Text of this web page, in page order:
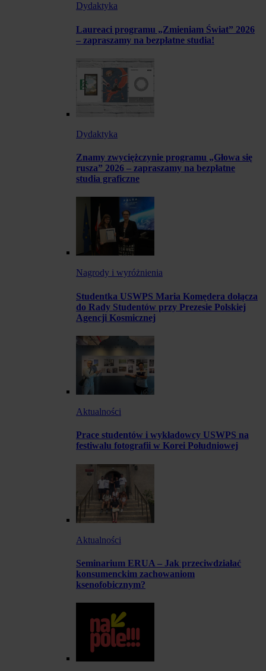
Dydaktyka
Laureaci programu „Zmieniam Świat” 2026
– zapraszamy na bezpłatne studia!
Dydaktyka
Znamy zwyciężczynie programu „Głowa się
rusza” 2026 – zapraszamy na bezpłatne
studia graficzne
Nagrody i wyróżnienia
Studentka USWPS Maria Komędera dołącza
do Rady Studentów przy Prezesie Polskiej
Agencji Kosmicznej
Aktualności
Prace studentów i wykładowcy USWPS na
festiwalu fotografii w Korei Południowej
Aktualności
Seminarium ERUA – Jak przeciwdziałać
konsumenckim zachowaniom
ksenofobicznym?